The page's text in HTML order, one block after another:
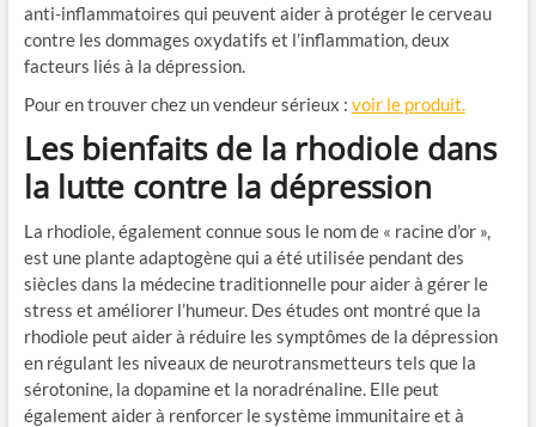
anti-inflammatoires qui peuvent aider à protéger le cerveau
contre les dommages oxydatifs et l’inflammation, deux
facteurs liés à la dépression.
Pour en trouver chez un vendeur sérieux : voir le produit.
Les bienfaits de la rhodiole dans
la lutte contre la dépression
La rhodiole, également connue sous le nom de « racine d’or »,
est une plante adaptogène qui a été utilisée pendant des
siècles dans la médecine traditionnelle pour aider à gérer le
stress et améliorer l’humeur. Des études ont montré que la
rhodiole peut aider à réduire les symptômes de la dépression
en régulant les niveaux de neurotransmetteurs tels que la
sérotonine, la dopamine et la noradrénaline. Elle peut
également aider à renforcer le système immunitaire et à